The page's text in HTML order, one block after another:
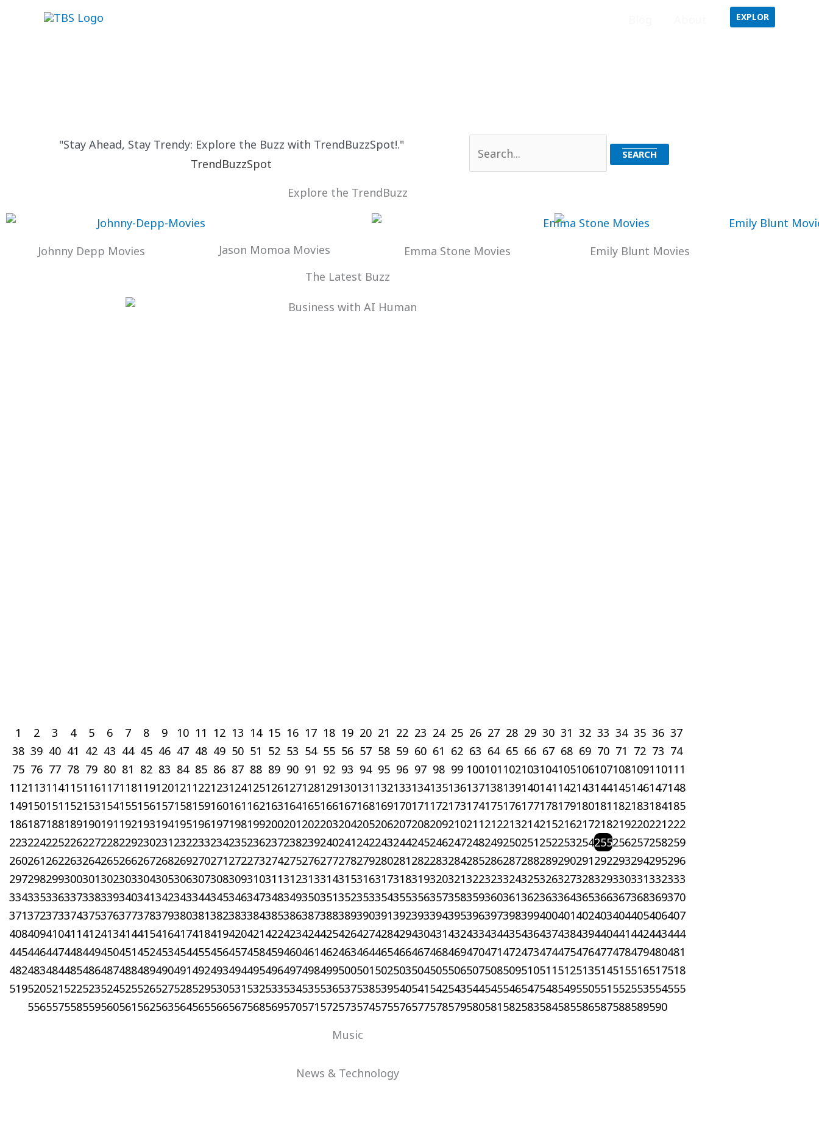
EXPLOR
"Stay Ahead, Stay Trendy: Explore the Buzz with TrendBuzzSpot!."
TrendBuzzSpot
Explore the TrendBuzz
Johnny Depp Movies Jason Momoa Movies Emma Stone Movies
Emily Blunt Movies
The Latest Buzz
1 2 3 4 5 6 7 8 9 10 11 12 13 14 15 16 17 18 19 20 21 22 23 24 25 26 27 28 29 30 31 32 33 34 35 36 37
38 39 40 41 42 43 44 45 46 47 48 49 50 51 52 53 54 55 56 57 58 59 60 61 62 63 64 65 66 67 68 69 70 71 72 73 74
75 76 77 78 79 80 81 82 83 84 85 86 87 88 89 90 91 92 93 94 95 96 97 98 99 100101 102103104105106107108109110111
112113114115116117118119120121 122123124125126127128129130131 132133134135136137138139140141 142143144145146147148
149150151 152153154155156157158159160161 162163164165166167168169170171 172173174175176177178179180181 182183184185
186187188189190191 192193194195196197198199200201202203204205206207208209210211212213214215216217218219220221222
223224225226227228229230231232233234235236237238239240241242243244245246247248249250251252253254255256257258259
260261262263264265266267268269270271272273274275276277278279280281282283284285286287288289290291292293294295296
297298299300301302303304305306307308309310311312313314315316317318319320321322323324325326327328329330331332333
334335336337338339340341342343344345346347348349350351352353354355356357358359360361362363364365366367368369370
371372373374375376377378379380381382383384385386387388389390391392393394395396397398399400401402403404405406407
408409410411412413414415416417418419420421422423424425426427428429430431432433434435436437438439440441442443444
445446447448449450451452453454455456457458459460461462463464465466467468469470471472473474475476477478479480481
482483484485486487488489490491492493494495496497498499500501502503504505506507508509510511512513514515516517518
519520521522523524525526527528529530531532533534535536537538539540541542543544545546547548549550551552553554555
556557558559560561562563564565566567568569570571572573574575576577578579580581582583584585586587588589590
Music
News & Technology